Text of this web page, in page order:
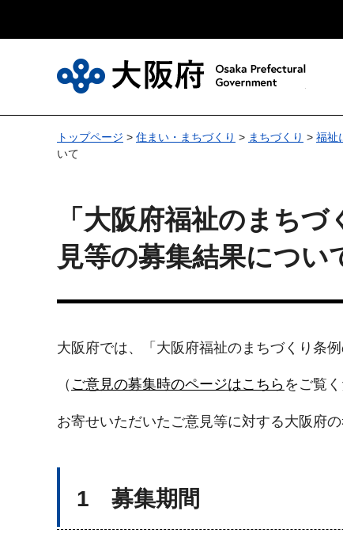
トップページ > 住まい・まちづくり > まちづくり > 福祉
いて
「大阪府福祉のまち
見等の募集結果につい
大阪府では、「大阪府福祉のまちづくり条
（ ご意見の募集時のページはこちら をご覧く
お寄せいただいたご意見等に対する大阪府
1 募集期間